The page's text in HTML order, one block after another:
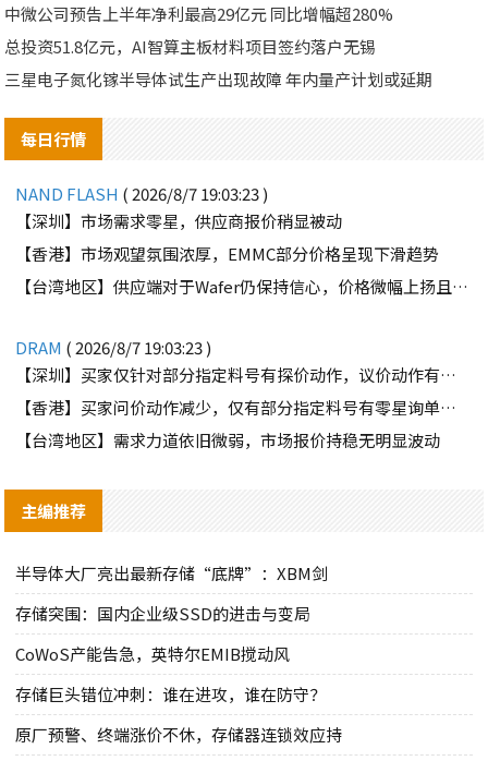
中微公司预告上半年净利最高29亿元 同比增幅超280%
总投资51.8亿元，AI智算主板材料项目签约落户无锡
三星电子氮化镓半导体试生产出现故障 年内量产计划或延期
每日行情
NAND FLASH ( 2026/8/7 19:03:23 )
【深圳】市场需求零星，供应商报价稍显被动
【香港】市场观望氛围浓厚，EMMC部分价格呈现下滑趋势
【台湾地区】供应端对于Wafer仍保持信心，价格微幅上扬且惜售态度不变
DRAM ( 2026/8/7 19:03:23 )
【深圳】买家仅针对部分指定料号有探价动作，议价动作有所减少
【香港】买家问价动作减少，仅有部分指定料号有零星询单动作
【台湾地区】需求力道依旧微弱，市场报价持稳无明显波动
主编推荐
半导体大厂亮出最新存储“底牌”：XBM剑
存储突围：国内企业级SSD的进击与变局
CoWoS产能告急，英特尔EMIB搅动风
存储巨头错位冲刺：谁在进攻，谁在防守？
原厂预警、终端涨价不休，存储器连锁效应持